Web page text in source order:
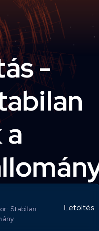
-
Stabilan
Letöltés